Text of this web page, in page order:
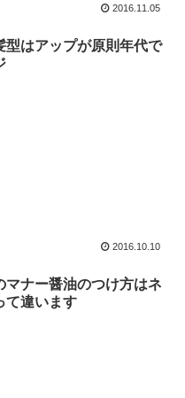
2016.11.05
型はアップが原則年代で
2016.10.10
マナー醤油のつけ方はネ
て違います